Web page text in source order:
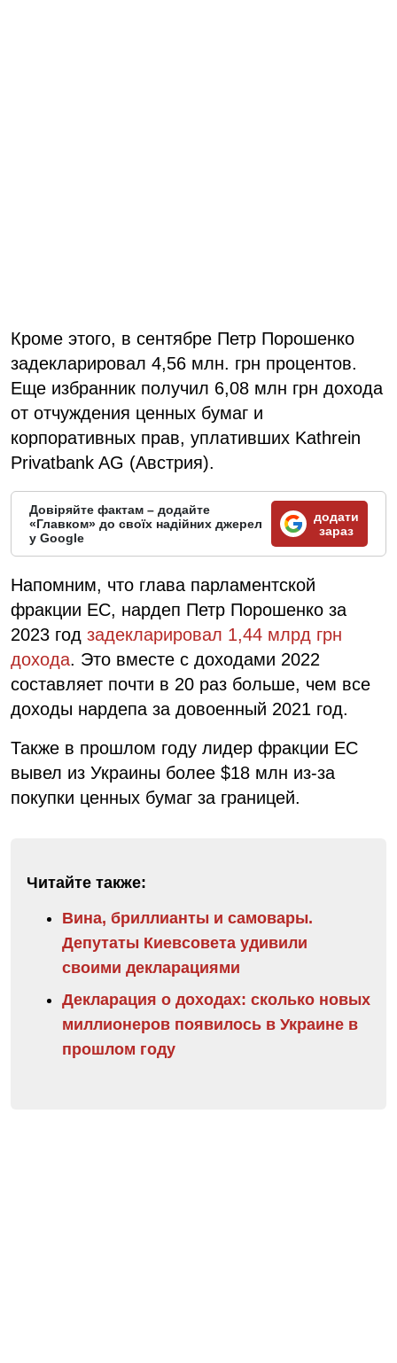
Кроме этого, в сентябре Петр Порошенко
задекларировал 4,56 млн. грн процентов.
Еще избранник получил 6,08 млн грн дохода
от отчуждения ценных бумаг и
корпоративных прав, уплативших Kathrein
Privatbank AG (Австрия).
Довіряйте фактам – додайте
«Главком» до своїх надійних джерел
у Google
додати
зараз
Напомним, что глава парламентской
фракции ЕС, нардеп Петр Порошенко за
2023 год задекларировал 1,44 млрд грн
дохода. Это вместе с доходами 2022
составляет почти в 20 раз больше, чем все
доходы нардепа за довоенный 2021 год.
Также в прошлом году лидер фракции ЕС
вывел из Украины более $18 млн из-за
покупки ценных бумаг за границей.
Читайте также:
Вина, бриллианты и самовары.
Депутаты Киевсовета удивили
своими декларациями
Декларация о доходах: сколько новых
миллионеров появилось в Украине в
прошлом году